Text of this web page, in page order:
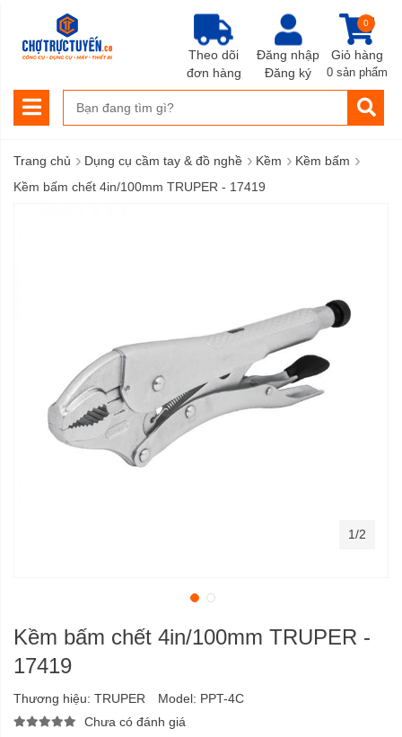
Đăng nhập
Đăng ký
Giỏ hàng
0
0 sản phẩm
Theo dõi
đơn hàng
Trang chủ › Dụng cụ cầm tay & đồ nghề › Kềm › Kềm bấm ›
Kềm bấm chết 4in/100mm TRUPER - 17419
Kềm bấm chết 4in/100mm TRUPER -
17419
Thương hiệu: TRUPER Model: PPT-4C
Chưa có đánh giá
1/2